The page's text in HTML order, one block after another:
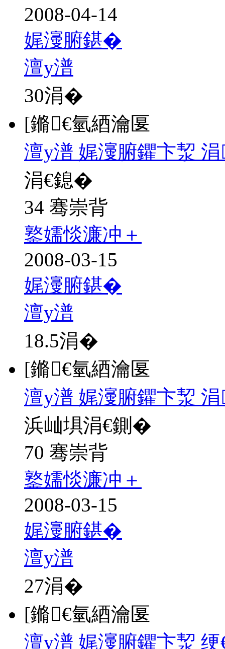
2008-04-14
娓濅腑鍖�
澶у潽
30涓�
[鏅€氫綇瀹匽
澶у潽 娓濅腑鑺卞洯
涓€鎴�
34 骞崇背
鐜嬬惔濂冲＋
2008-03-15
娓濅腑鍖�
澶у潽
18.5涓�
[鏅€氫綇瀹匽
澶у潽 娓濅腑鑺卞洯
浜屾埧涓€鍘�
70 骞崇背
鐜嬬惔濂冲＋
2008-03-15
娓濅腑鍖�
澶у潽
27涓�
[鏅€氫綇瀹匽
澶у潽 娓濅腑鑺卞洯